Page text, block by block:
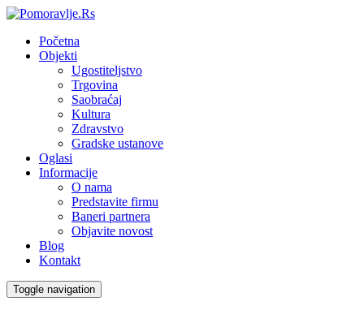
Početna
Objekti
Ugostiteljstvo
Trgovina
Saobraćaj
Kultura
Zdravstvo
Gradske ustanove
Oglasi
Informacije
O nama
Predstavite firmu
Baneri partnera
Objavite novost
Blog
Kontakt
Toggle navigation